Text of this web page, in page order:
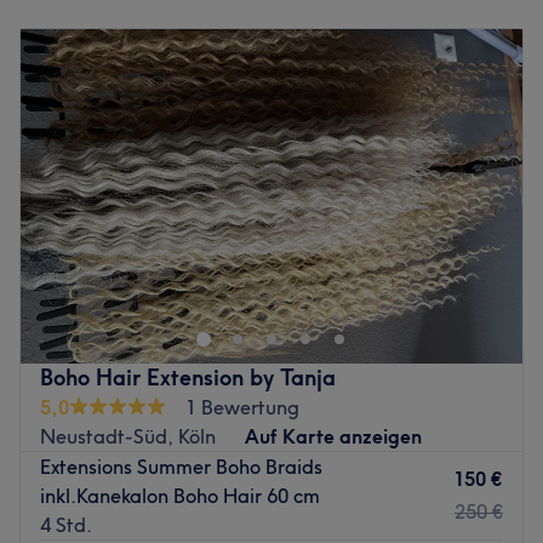
Zurück zur Salonansicht
Dienstag
18:00
Mittwoch
09:00–18:00
Donnerstag
09:00–18:00
Freitag
09:00–18:00
Samstag
09:00–17:00
Sonntag
Geschlossen
Stilvoll und men only: der Dandy Shop Cologne in Kölns
Innenstadt überzeugt mit einem einzigartigen
Salonkonzept nur für Herren. Zeitlos, klassisch und top
modern - unbedingt reinschauen, Kettengasse 10-12! Am
besten klickst du durch das Angebot und lässt dich
begeistern. Einen freien Termin kannst du jederzeit hier
online buchen!
Im Dandy Shop macht man keine halben Sachen, sondern
setzt auf Qualität durch und durch. Allein die Einrichtung
ist einfach unfassbar cool. Komfortable Ledersessel und
Boho Hair Extension by Tanja
5,0
1 Bewertung
Neustadt-Süd, Köln
Auf Karte anzeigen
Extensions Summer Boho Braids
inkl.Kanekalon Boho Hair 60 cm
4 Std.
150 €
250 €